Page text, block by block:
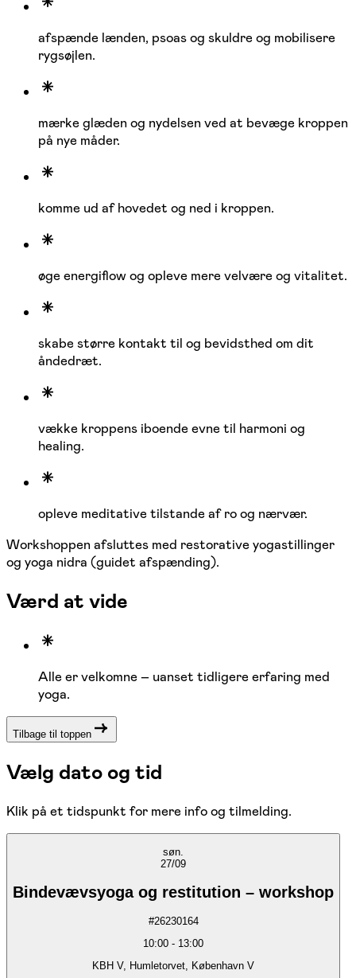
afspænde lænden, psoas og skuldre og mobilisere
rygsøjlen.
mærke glæden og nydelsen ved at bevæge kroppen
på nye måder.
komme ud af hovedet og ned i kroppen.
øge energiflow og opleve mere velvære og vitalitet.
skabe større kontakt til og bevidsthed om dit
åndedræt.
vække kroppens iboende evne til harmoni og
healing.
opleve meditative tilstande af ro og nærvær.
Workshoppen afsluttes med restorative yogastillinger
og yoga nidra (guidet afspænding).
Værd at vide
Alle er velkomne – uanset tidligere erfaring med
yoga.
Tilbage til toppen
Vælg dato og tid
Klik på et tidspunkt for mere info og tilmelding.
søn.
27/09
Bindevævsyoga og restitution – workshop
#26230164
10:00 - 13:00
KBH V, Humletorvet, København V